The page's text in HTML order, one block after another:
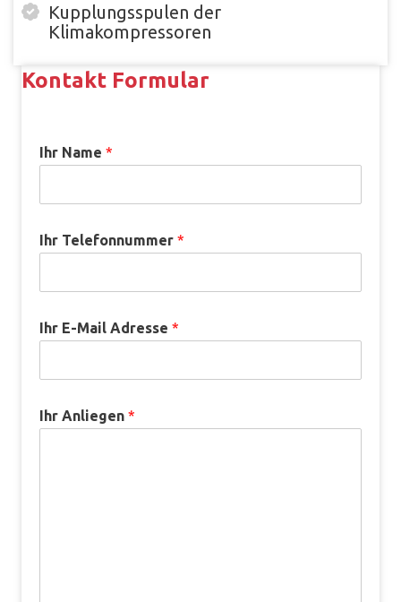
Kupplungsspulen der
Klimakompressoren
Kontakt Formular
Ihr Name *
Ihr Telefonnummer *
Ihr E-Mail Adresse *
Ihr Anliegen *